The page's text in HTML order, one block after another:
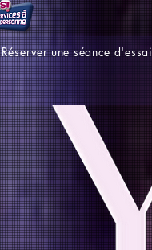
Réserver une séance d'essai